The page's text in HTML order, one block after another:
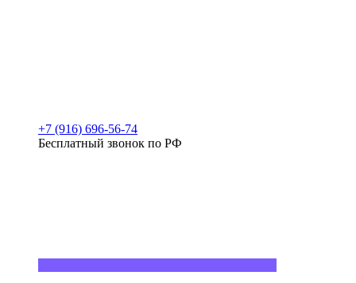
+7 (916) 696-56-74
Бесплатный звонок по РФ